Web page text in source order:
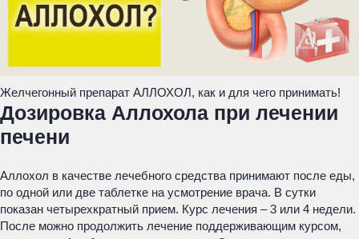
Желчегонный препарат АЛЛОХОЛ, как и для чего принимать!
Дозировка Аллохола при лечении
печени
Аллохол в качестве лечебного средства принимают после еды,
по одной или две таблетке на усмотрение врача. В сутки
показан четырехкратный прием. Курс лечения – 3 или 4 недели.
После можно продолжить лечение поддерживающим курсом,